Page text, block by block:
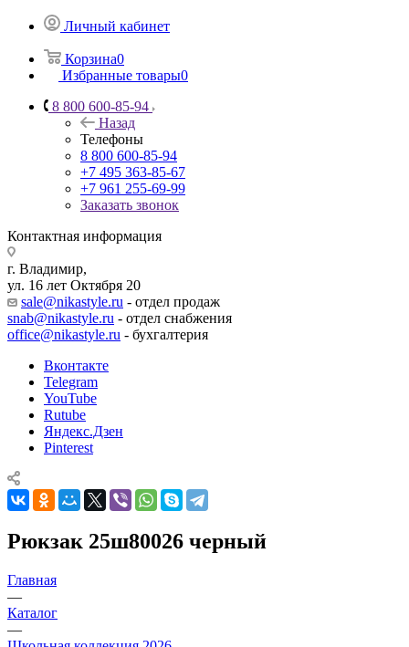
Личный кабинет
Корзина0
Избранные товары0
8 800 600-85-94
Назад
Телефоны
8 800 600-85-94
+7 495 363-85-67
+7 961 255-69-99
Заказать звонок
Контактная информация
г. Владимир,
ул. 16 лет Октября 20
sale@nikastyle.ru - отдел продаж
snab@nikastyle.ru - отдел снабжения
office@nikastyle.ru - бухгалтерия
Вконтакте
Telegram
YouTube
Rutube
Яндекс.Дзен
Pinterest
Рюкзак 25ш80026 черный
Главная
—
Каталог
—